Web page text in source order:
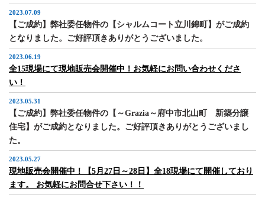
2023.07.09
【ご成約】弊社委任物件の【シャルムコート立川錦町】がご成約
となりました。ご好評頂きありがとうございました。
2023.06.19
全15現場にて現地販売会開催中！お気軽にお問い合わせくださ
い！
2023.05.31
【ご成約】弊社委任物件の【～Grazia～府中市北山町 新築分譲
住宅】がご成約となりました。ご好評頂きありがとうございまし
た。
2023.05.27
現地販売会開催中！【5月27日～28日】全18現場にて開催しており
ます。 お気軽にお問合せ下さい！！